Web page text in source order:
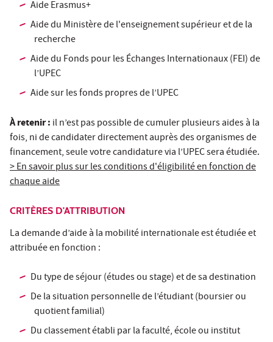
Aide Erasmus+
Aide du Ministère de l'enseignement supérieur et de la
recherche
Aide du Fonds pour les Échanges Internationaux (FEI) de
l’UPEC
Aide sur les fonds propres de l’UPEC
À retenir : il n’est pas possible de cumuler plusieurs aides à la
fois, ni de candidater directement auprès des organismes de
financement, seule votre candidature via l’UPEC sera étudiée.
> En savoir plus sur les conditions d'éligibilité en fonction de
chaque aide
CRITÈRES D'ATTRIBUTION
La demande d’aide à la mobilité internationale est étudiée et
attribuée en fonction :
Du type de séjour (études ou stage) et de sa destination
De la situation personnelle de l’étudiant (boursier ou
quotient familial)
Du classement établi par la faculté, école ou institut